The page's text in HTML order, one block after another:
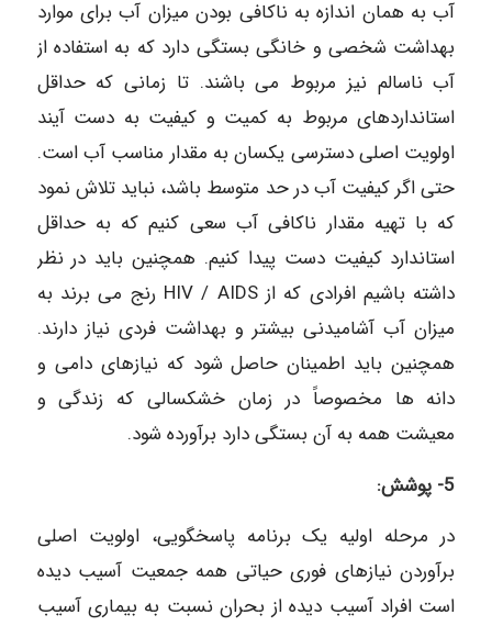
آب به همان اندازه به ناکافی بودن میزان آب برای موارد
بهداشت شخصی و خانگی بستگی دارد که به استفاده از
آب ناسالم نیز مربوط می باشند. تا زمانی که حداقل
استانداردهای مربوط به کمیت و کیفیت به دست آیند
اولویت اصلی دسترسی یکسان به مقدار مناسب آب است.
حتی اگر کیفیت آب در حد متوسط باشد‏، نباید تلاش نمود
که با تهیه مقدار ناکافی آب سعی کنیم که به حداقل
استاندارد کیفیت دست پیدا کنیم. همچنین باید در نظر
داشته باشیم افرادی که از HIV / AIDS‌ رنج می برند به
میزان آب آشامیدنی بیشتر و بهداشت فردی نیاز دارند.
همچنین باید اطمینان حاصل شود که نیازهای دامی و
دانه ها مخصوصاً در زمان خشکسالی که زندگی و
معیشت همه به آن بستگی دارد برآورده شود.
5- پوشش:
در مرحله اولیه یک برنامه پاسخگویی، اولویت اصلی
برآوردن نیازهای فوری حیاتی همه جمعیت آسیب دیده
است افراد آسیب دیده از بحران نسبت به بیماری آسیب